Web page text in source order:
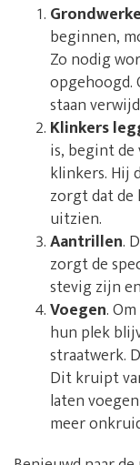
beginnen,
Zo nodig
opgehoogd.
staan
Klinkers
is, begint de
klinkers. Hij
zorgt dat
uitzien.
Aantrillen.
zorgt de
stevig zijn
Voegen.
hun plek
straatwerk.
Dit kruipt
laten
meer